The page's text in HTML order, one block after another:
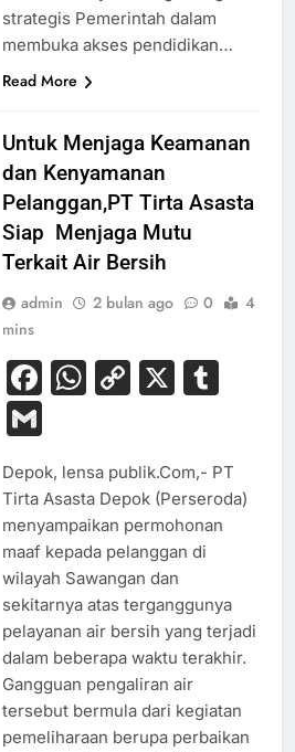
strategis Pemerintah dalam
membuka akses pendidikan…
Read More
Untuk Menjaga Keamanan
dan Kenyamanan
Pelanggan,PT Tirta Asasta
Siap Menjaga Mutu
Terkait Air Bersih
admin 2 bulan ago 0
4
mins
Facebook
WhatsApp
Copy
X
Gmail
Depok, lensa publik.Com,- PT
Tirta Asasta Depok (Perseroda)
menyampaikan permohonan
maaf kepada pelanggan di
wilayah Sawangan dan
sekitarnya atas terganggunya
pelayanan air bersih yang terjadi
dalam beberapa waktu terakhir.
Gangguan pengaliran air
tersebut bermula dari kegiatan
pemeliharaan berupa perbaikan